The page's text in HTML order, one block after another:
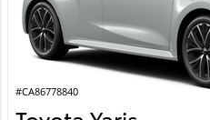
#CA86778840